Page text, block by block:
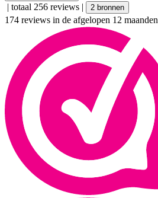
| totaal 256 reviews | 2 bronnen
174 reviews in de afgelopen 12 maanden